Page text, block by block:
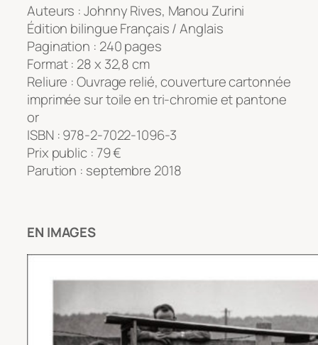
Auteurs : Johnny Rives, Manou Zurini
Édition bilingue Français / Anglais
Pagination : 240 pages
Format : 28 x 32,8 cm
Reliure : Ouvrage relié, couverture cartonnée
imprimée sur toile en tri-chromie et pantone
or
ISBN : 978-2-7022-1096-3
Prix public : 79 €
Parution : septembre 2018
EN IMAGES